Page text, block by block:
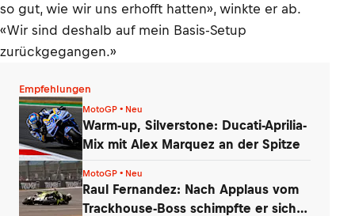
so gut, wie wir uns erhofft hatten», winkte er ab.
«Wir sind deshalb auf mein Basis-Setup
zurückgegangen.»
Empfehlungen
MotoGP • Neu
Warm-up, Silverstone: Ducati-Aprilia-
Mix mit Alex Marquez an der Spitze
MotoGP • Neu
Raul Fernandez: Nach Applaus vom
Trackhouse-Boss schimpfte er sich